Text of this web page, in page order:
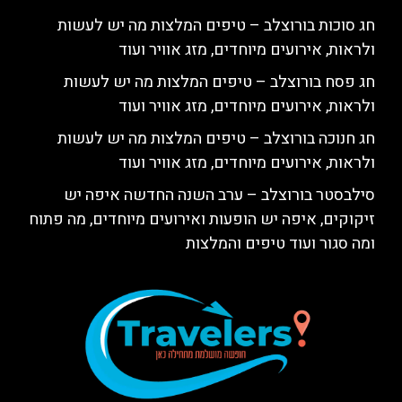
חג סוכות בורוצלב – טיפים המלצות מה יש לעשות
ולראות, אירועים מיוחדים, מזג אוויר ועוד
חג פסח בורוצלב – טיפים המלצות מה יש לעשות
ולראות, אירועים מיוחדים, מזג אוויר ועוד
חג חנוכה בורוצלב – טיפים המלצות מה יש לעשות
ולראות, אירועים מיוחדים, מזג אוויר ועוד
סילבסטר בורוצלב – ערב השנה החדשה איפה יש
זיקוקים, איפה יש הופעות ואירועים מיוחדים, מה פתוח
ומה סגור ועוד טיפים והמלצות